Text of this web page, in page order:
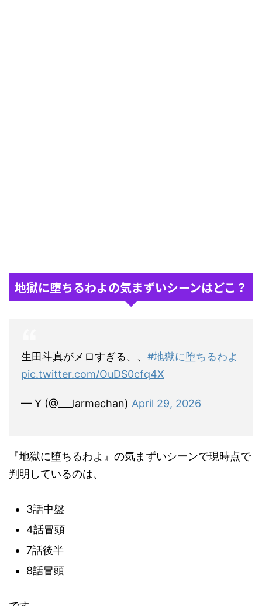
地獄に堕ちるわよの気まずいシーンはどこ？
生田斗真がメロすぎる、、 #地獄に堕ちるわよ
pic.twitter.com/OuDS0cfq4X
— Y (@___larmechan) April 29, 2026
『地獄に堕ちるわよ』の気まずいシーンで現時点で
判明しているのは、
3話中盤
4話冒頭
7話後半
8話冒頭